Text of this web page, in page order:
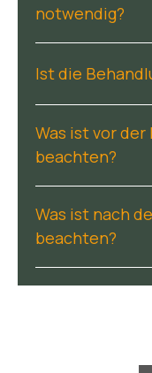
notwendig?
Ist die
Was ist vor der
beachten?
Was ist nach
beachten?